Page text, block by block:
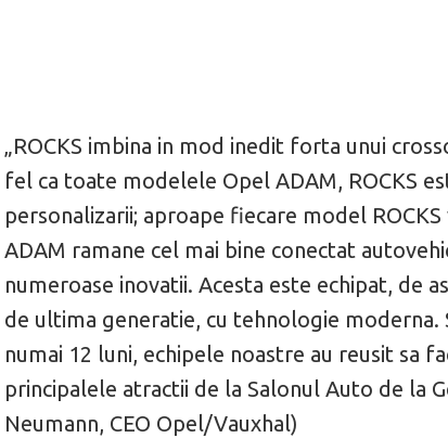
„ROCKS imbina in mod inedit forta unui
fel ca toate modelele Opel ADAM, ROCKS
personalizarii; aproape fiecare model
ADAM ramane cel mai bine conectat
numeroase inovatii. Acesta este echipat, de
de ultima generatie, cu tehnologie moderna.
numai 12 luni, echipele noastre au reusit sa
principalele atractii de la Salonul Auto de la
Neumann, CEO Opel/Vauxhal)